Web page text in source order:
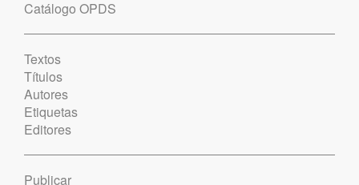
Catálogo OPDS
Textos
Títulos
Autores
Etiquetas
Editores
Publicar